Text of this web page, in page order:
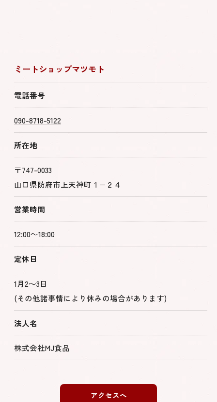
ミートショップマツモト
電話番号
090-8718-5122
所在地
〒747-0033
山口県防府市上天神町１−２４
営業時間
12:00～18:00
定休日
1月2～3日
(その他諸事情により休みの場合があります)
法人名
株式会社MJ食品
アクセスへ